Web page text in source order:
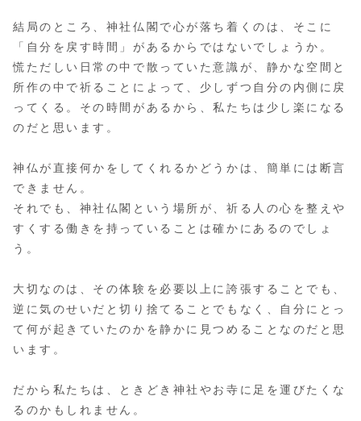
結局のところ、神社仏閣で心が落ち着くのは、そこに
「自分を戻す時間」があるからではないでしょうか。
慌ただしい日常の中で散っていた意識が、静かな空間と
所作の中で祈ることによって、少しずつ自分の内側に戻
ってくる。その時間があるから、私たちは少し楽になる
のだと思います。
神仏が直接何かをしてくれるかどうかは、簡単には断言
できません。
それでも、神社仏閣という場所が、祈る人の心を整えや
すくする働きを持っていることは確かにあるのでしょ
う。
大切なのは、その体験を必要以上に誇張することでも、
逆に気のせいだと切り捨てることでもなく、自分にとっ
て何が起きていたのかを静かに見つめることなのだと思
います。
だから私たちは、ときどき神社やお寺に足を運びたくな
るのかもしれません。